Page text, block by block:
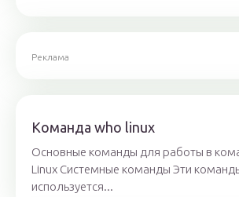
Реклама
Команда who linux
Основные команды для работы в
Linux Системные команды Эти
используется...